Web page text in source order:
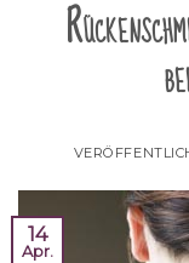
14
Apr.